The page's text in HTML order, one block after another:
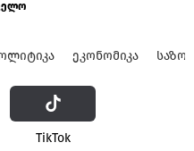
ᲔᲙᲝᲜᲝᲛᲘᲙᲐ
ТikТоk